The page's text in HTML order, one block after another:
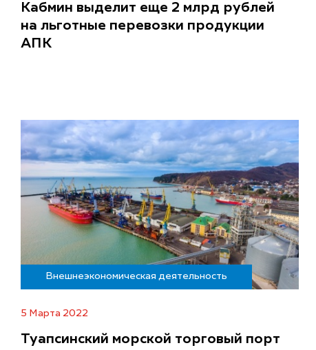
Кабмин выделит еще 2 млрд рублей
на льготные перевозки продукции
АПК
Внешнеэкономическая деятельность
5 Марта 2022
Туапсинский морской торговый порт